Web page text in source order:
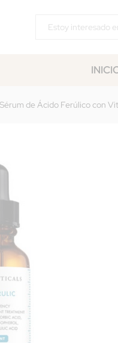
Categorías
de Ácido Ferúlico con